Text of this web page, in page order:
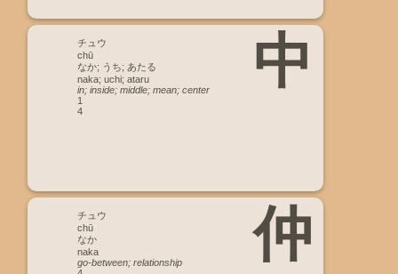
中
チュウ
chū
なか; うち; あたる
naka; uchi; ataru
in; inside; middle; mean; center
1
4
仲
チュウ
chū
なか
naka
go-between; relationship